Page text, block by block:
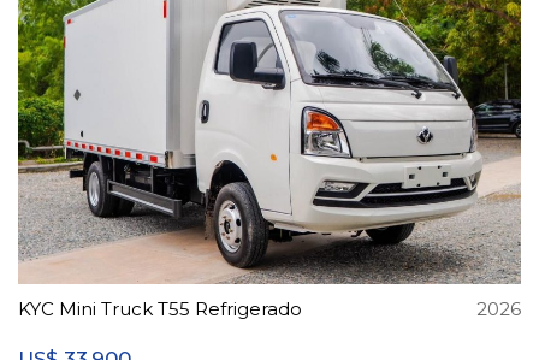
KYC Mini Truck T55 Refrigerado 2026